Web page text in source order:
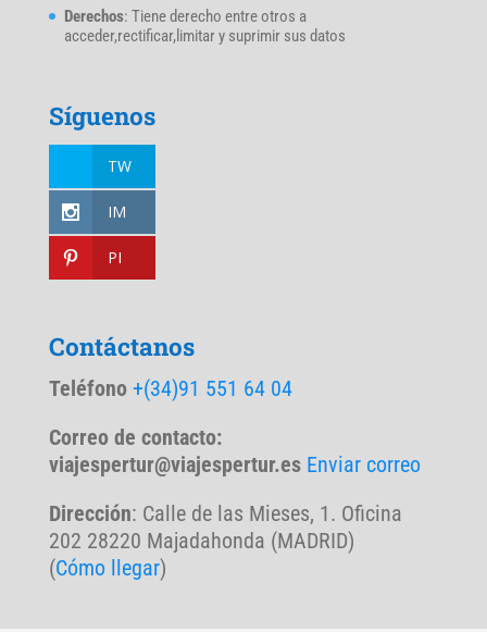
Derechos: Tiene derecho entre otros a
acceder,rectificar,limitar y suprimir sus datos
Síguenos
TW
IM
PI
Contáctanos
Teléfono +(34)91 551 64 04
Correo de contacto:
viajespertur@viajespertur.es Enviar correo
Dirección: Calle de las Mieses, 1. Oficina
202 28220 Majadahonda (MADRID)
(Cómo llegar)